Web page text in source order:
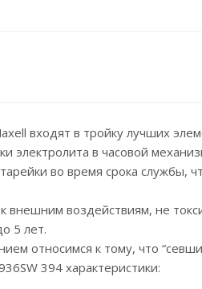
входят в тройку лучших
в часовой
во время срока службы,
воздействиям, не
5 лет.
относимся к тому, что
394 характеристики: